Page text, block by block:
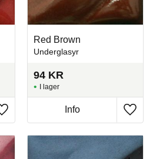
Lägg till i favoriter
Red Brown
Underglasyr
94 KR
Lägg
I lager
Info